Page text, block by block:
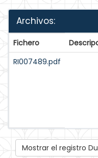
Archivos:
Fichero
RI007489.pdf
Mostrar el registro